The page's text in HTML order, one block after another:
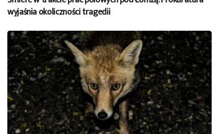
wyjaśnia okoliczności tragedii